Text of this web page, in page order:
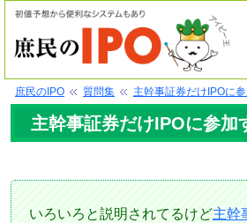
庶民のIPO 質問集 主幹事証券だけIPOに
主幹事証券だけIPOに参加
いろいろと説明されてるけど主幹